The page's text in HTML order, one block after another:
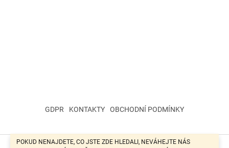
POKUD NENAJDETE, CO JSTE ZDE HLEDALI, NEVÁHEJTE NÁS
GDPR KONTAKTY OBCHODNÍ PODMÍNKY